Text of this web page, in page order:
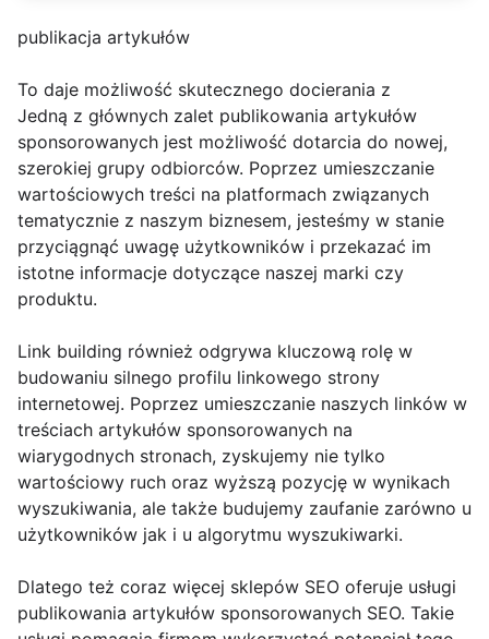
publikacja artykułów
To daje możliwość skutecznego docierania z
Jedną z głównych zalet publikowania artykułów
sponsorowanych jest możliwość dotarcia do nowej,
szerokiej grupy odbiorców. Poprzez umieszczanie
wartościowych treści na platformach związanych
tematycznie z naszym biznesem, jesteśmy w stanie
przyciągnąć uwagę użytkowników i przekazać im
istotne informacje dotyczące naszej marki czy
produktu.
Link building również odgrywa kluczową rolę w
budowaniu silnego profilu linkowego strony
internetowej. Poprzez umieszczanie naszych linków w
treściach artykułów sponsorowanych na
wiarygodnych stronach, zyskujemy nie tylko
wartościowy ruch oraz wyższą pozycję w wynikach
wyszukiwania, ale także budujemy zaufanie zarówno u
użytkowników jak i u algorytmu wyszukiwarki.
Dlatego też coraz więcej sklepów SEO oferuje usługi
publikowania artykułów sponsorowanych SEO. Takie